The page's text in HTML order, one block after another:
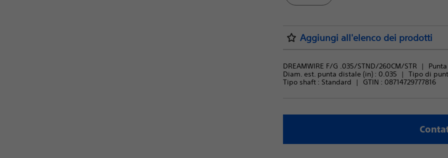
Aggiungi all'elenco dei prodotti
DREAMWIRE F/G .035/STND/260CM/STR Punta
Diam. est. punta distale (in) : 0.035 Tipo di
Tipo shaft : Standard GTIN : 08714729777816